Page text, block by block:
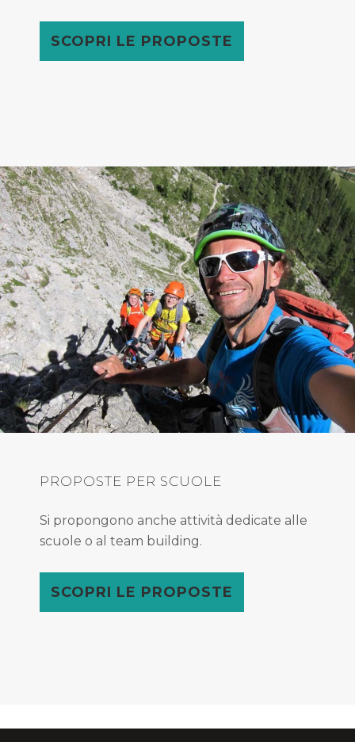
SCOPRI LE PROPOSTE
PROPOSTE PER SCUOLE
Si propongono anche attività dedicate alle
scuole o al team building.
SCOPRI LE PROPOSTE